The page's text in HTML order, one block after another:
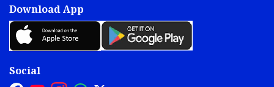
Download App
Social